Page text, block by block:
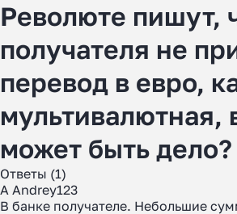
Революте пишут,
получателя не
перевод в евро,
мультивалютная,
может быть дело?
Ответы (1)
A Andrey123
В банке получателе. Небольшие